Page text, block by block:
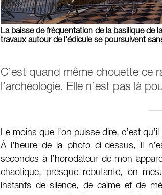
La baisse de fréquentation de la basilique de
travaux autour de l’édicule se poursuivent
C’est quand même chouette ce
l’archéologie. Elle n’est pas là
Le moins que l’on puisse dire, c’est
À l’heure de la photo ci-dessus, il
secondes à l’horodateur de mon
chaotique, presque rebutante, on
instants de silence, de calme et de